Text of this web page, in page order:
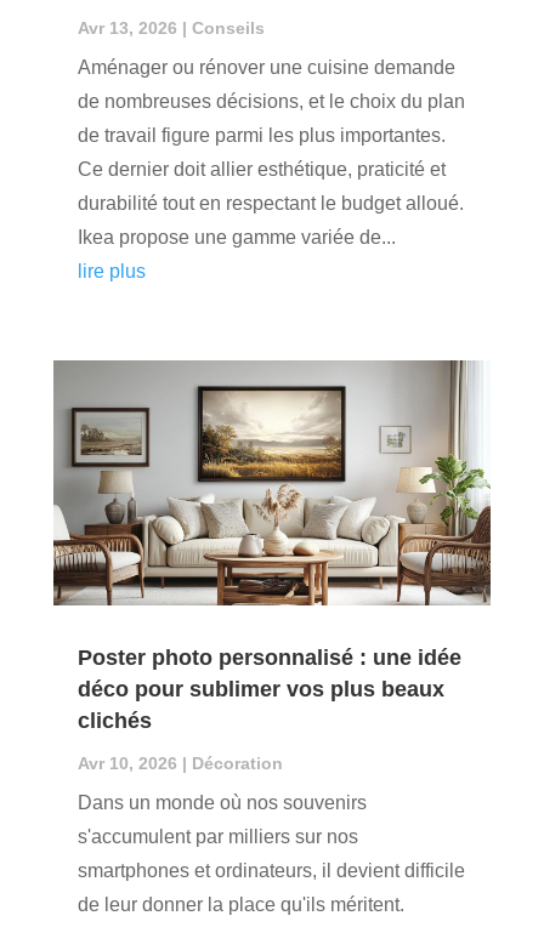
Avr 13, 2026 | Conseils
Aménager ou rénover une cuisine demande
de nombreuses décisions, et le choix du plan
de travail figure parmi les plus importantes.
Ce dernier doit allier esthétique, praticité et
durabilité tout en respectant le budget alloué.
Ikea propose une gamme variée de...
lire plus
Poster photo personnalisé : une idée
déco pour sublimer vos plus beaux
clichés
Avr 10, 2026 | Décoration
Dans un monde où nos souvenirs
s'accumulent par milliers sur nos
smartphones et ordinateurs, il devient difficile
de leur donner la place qu'ils méritent.